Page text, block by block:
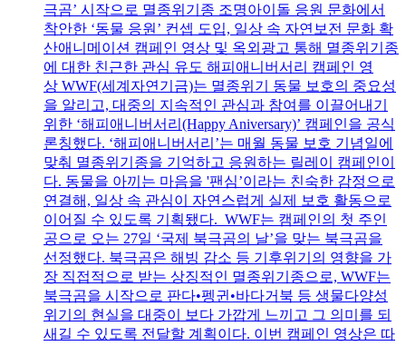
극곰’ 시작으로 멸종위기종 조명아이돌 응원 문화에서
착안한 ‘동물 응원’ 컨셉 도입, 일상 속 자연보전 문화 확
산애니메이션 캠페인 영상 및 옥외광고 통해 멸종위기종
에 대한 친근한 관심 유도 해피애니버서리 캠페인 영
상 WWF(세계자연기금)는 멸종위기 동물 보호의 중요성
을 알리고, 대중의 지속적인 관심과 참여를 이끌어내기
위한 ‘해피애니버서리(Happy Aniversary)’ 캠페인을 공식
론칭했다. ‘해피애니버서리’는 매월 동물 보호 기념일에
맞춰 멸종위기종을 기억하고 응원하는 릴레이 캠페인이
다. 동물을 아끼는 마음을 '팬심’이라는 친숙한 감정으로
연결해, 일상 속 관심이 자연스럽게 실제 보호 활동으로
이어질 수 있도록 기획됐다. WWF는 캠페인의 첫 주인
공으로 오는 27일 ‘국제 북극곰의 날’을 맞는 북극곰을
선정했다. 북극곰은 해빙 감소 등 기후위기의 영향을 가
장 직접적으로 받는 상징적인 멸종위기종으로, WWF는
북극곰을 시작으로 판다•펭귄•바다거북 등 생물다양성
위기의 현실을 대중이 보다 가깝게 느끼고 그 의미를 되
새길 수 있도록 전달할 계획이다. 이번 캠페인 영상은 따